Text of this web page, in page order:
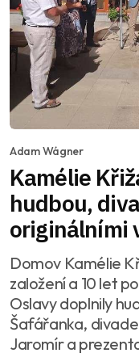
Adam Wágner
Kamélie
hudbou,
originálními
Domov Kamélie
založení a 10 let
Oslavy doplnily
Šafářanka,
Jaromír a